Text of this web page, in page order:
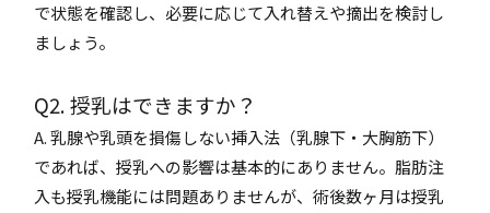
で状態を確認し、必要に応じて入れ替えや摘出を検討し
ましょう。
Q2. 授乳はできますか？
A. 乳腺や乳頭を損傷しない挿入法（乳腺下・大胸筋下）
であれば、授乳への影響は基本的にありません。脂肪注
入も授乳機能には問題ありませんが、術後数ヶ月は授乳